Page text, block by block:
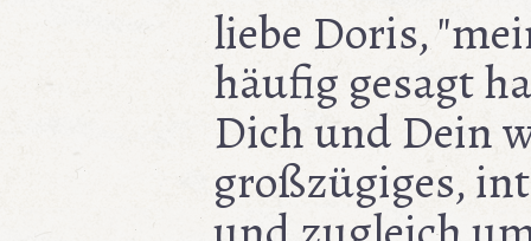
liebe Doris,
häufig gesagt
Dich und Dein
großzügiges,